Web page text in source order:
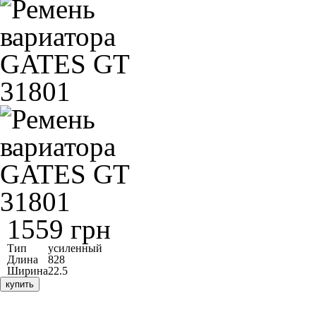
1559 грн
Тип
усиленный
Длина
828
Ширина22.5
купить